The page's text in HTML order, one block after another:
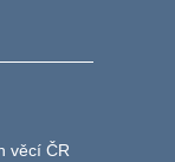
věcí ČR